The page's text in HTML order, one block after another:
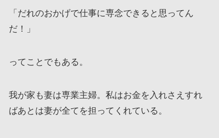
「だれのおかげで仕事に専念できると思ってん
だ！」
ってことでもある。
我が家も妻は専業主婦。私はお金を入れさえすれ
ばあとは妻が全てを担ってくれている。